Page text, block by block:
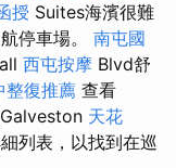
授 Suites海濱很難
停車場。 南屯國
西屯按摩 Blvd舒
整復推薦 查看
天花
列表，以找到在巡